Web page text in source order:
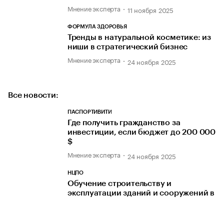
Мнение эксперта 11 ноября 2025
ФОРМУЛА ЗДОРОВЬЯ
Тренды в натуральной косметике: из
ниши в стратегический бизнес
Мнение эксперта 24 ноября 2025
Все новости:
ПАСПОРТИВИТИ
Где получить гражданство за
инвестиции, если бюджет до 200 000
$
Мнение эксперта 24 ноября 2025
НЦПО
Обучение строительству и
эксплуатации зданий и сооружений в